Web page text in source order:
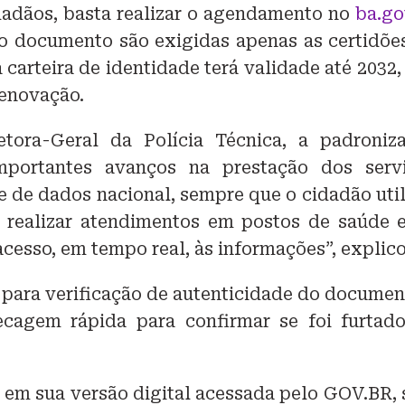
basta realizar o agendamento no
documento são exigidas apenas as
de identidade terá validade até 2032,
Geral da Polícia Técnica, a
avanços na prestação dos
de dados nacional, sempre que o cidadão
atendimentos em postos de saúde
em tempo real, às informações”,
verificação de autenticidade do
rápida para confirmar se foi
sua versão digital acessada pelo GOV.BR,